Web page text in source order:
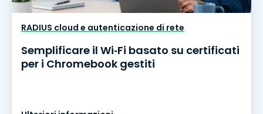
RADIUS cloud e autenticazione di rete
Semplificare il Wi‑Fi basato su certificati
per i Chromebook gestiti